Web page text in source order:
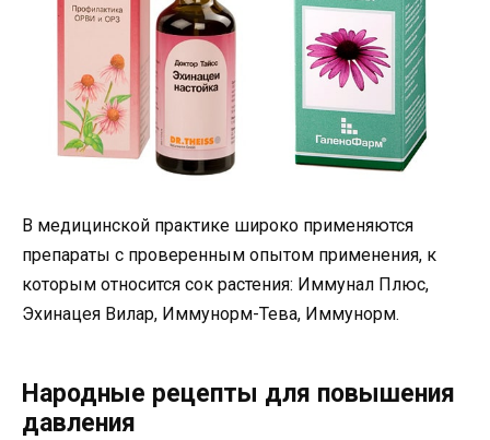
В медицинской практике широко применяются
препараты с проверенным опытом применения, к
которым относится сок растения: Иммунал Плюс,
Эхинацея Вилар, Иммунорм-Тева, Иммунорм.
Народные рецепты для повышения
давления